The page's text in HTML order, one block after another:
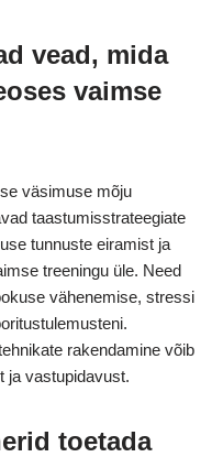
vead, mida
vaimse
väsimuse mõju
taastumisstrateegiate
tunnuste eiramist ja
treeningu üle. Need
vähenemise, stressi
rakendamine võib
ja vastupidavust.
toetada